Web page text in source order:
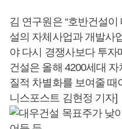
김 연구원은 “호반건설
설의 자체사업과 개발사
야 다시 경쟁사보다 투자
건설은 올해 4200세대
질적 차별화를 보여줄 때
니스포스트 김현정 기자]